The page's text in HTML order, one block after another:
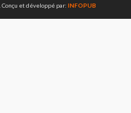
et développé par: INFOPUB